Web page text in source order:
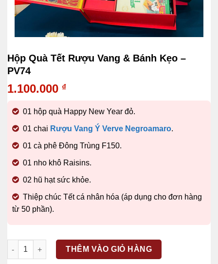
Hộp Quà Tết Rượu Vang & Bánh Kẹo –
PV74
1.100.000 ₫
01 hộp quà Happy New Year đỏ.
01 chai Rượu Vang Ý Verve Negroamaro.
01 cà phê Đông Trùng F150.
01 nho khô Raisins.
02 hũ hạt sức khỏe.
Thiệp chúc Tết cá nhân hóa (áp dụng cho đơn hàng
từ 50 phần).
Số lượng
THÊM VÀO GIỎ HÀNG